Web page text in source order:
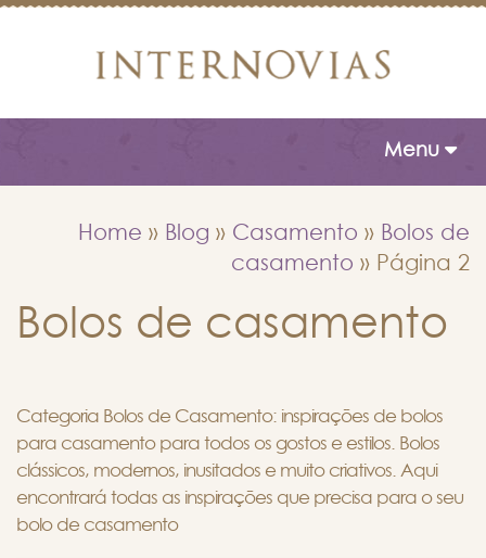
Toggle
Menu
Home » Blog » Casamento » Bolos de
casamento » Página 2
Bolos de casamento
Categoria Bolos de Casamento: inspirações de bolos
para casamento para todos os gostos e estilos. Bolos
clássicos, modernos, inusitados e muito criativos. Aqui
encontrará todas as inspirações que precisa para o seu
bolo de casamento